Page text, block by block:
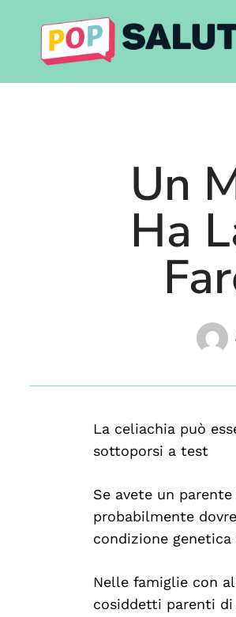
content
Un
Ha
La celiachia può
sottoporsi a test
Se avete un
probabilmente
condizione
Nelle famiglie con
cosiddetti parenti